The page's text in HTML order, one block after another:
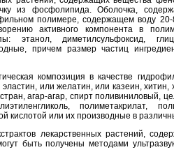
из фосфолипида. Оболочка,
полимере, содержащем воду
активного компонента в
этанол, диметилсульфоксид,
причем размер частиц
композиция в качестве
или желатин, или казеин, хитин,
агар-агар, спирт поливиниловый,
полиметакрилат,
кислотой или их производные в
лекарственных растений,
быть получены методами